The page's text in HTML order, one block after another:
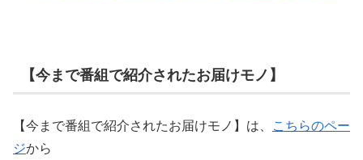
【今まで番組で紹介されたお届けモノ】
【今まで番組で紹介されたお届けモノ】は、
こちらのペー
ジから